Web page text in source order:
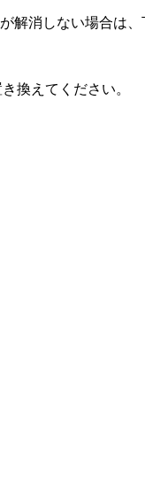
解消しない場合は
換えてください。